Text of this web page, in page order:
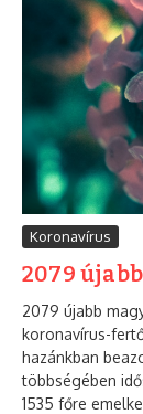
Koronavírus
2079
2079 újabb
koronavírus-
hazánkban
többségében
1535 főre